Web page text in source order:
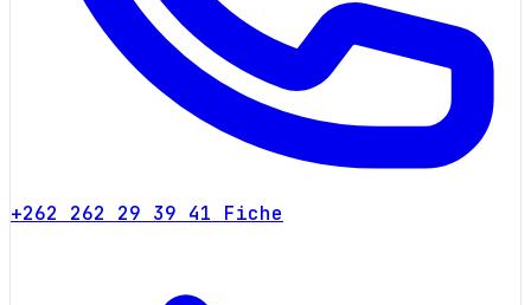
+262 262 29 39 41 Fiche